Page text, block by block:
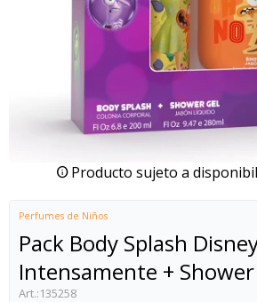
Producto sujeto a
Perfumes de Niños
Pack Body Splash
Intensamente + Shower
135258